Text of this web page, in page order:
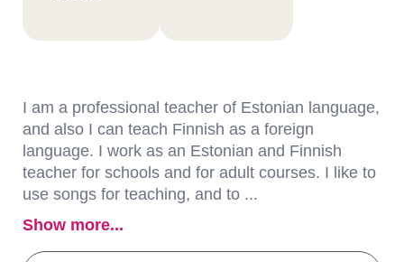
I am a professional teacher of Estonian language,
and also I can teach Finnish as a foreign
language. I work as an Estonian and Finnish
teacher for schools and for adult courses. I like to
use songs for teaching, and to ...
Show more...